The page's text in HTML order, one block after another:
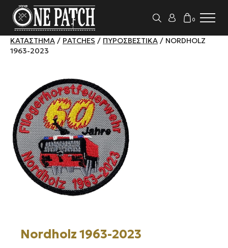
0
ΚΑΤΆΣΤΗΜΑ / PATCHES / ΠΥΡΟΣΒΕΣΤΙΚΆ / NORDHOLZ
1963-2023
Nordholz 1963-2023